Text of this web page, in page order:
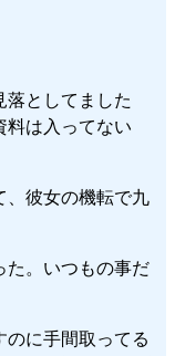
落としてました
料は入ってない
彼女の機転で九
た。いつもの事だ
のに手間取ってる